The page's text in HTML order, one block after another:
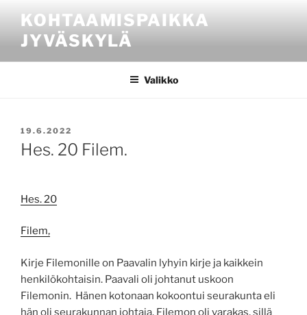
sisältöönKOHTAAMISPAIKKA
JYVÄSKYLÄ
Valikko
JULKAISTU
19.6.2022
Hes. 20 Filem.
Hes. 20
Filem,
Kirje Filemonille on Paavalin lyhyin kirje ja kaikkein
henkilökohtaisin. Paavali oli johtanut uskoon
Filemonin. Hänen kotonaan kokoontui seurakunta eli
hän oli seurakunnan johtaja. Filemon oli varakas, sillä